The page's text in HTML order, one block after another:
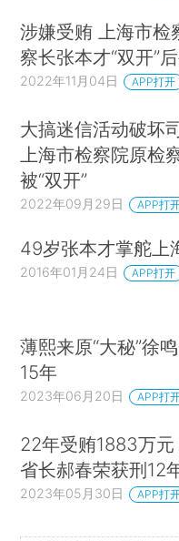
涉嫌受贿 上海市检
察长张本才“双开”
2022年11月04日 APP打开
大搞迷信活动破坏
上海市检察院原检
被“双开”
2022年09月29日 APP打
49岁张本才掌舵上
2016年01月24日 APP打开
薄熙来原“大秘”徐
15年
2023年06月20日 APP打
22年受贿1883万
省长郝春荣获刑12
2023年05月30日 APP打